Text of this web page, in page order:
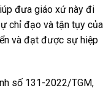
đưa giáo xứ này đi
chỉ đạo và tận tụy của
và đạt được sự hiệp
số 131-2022/TGM,